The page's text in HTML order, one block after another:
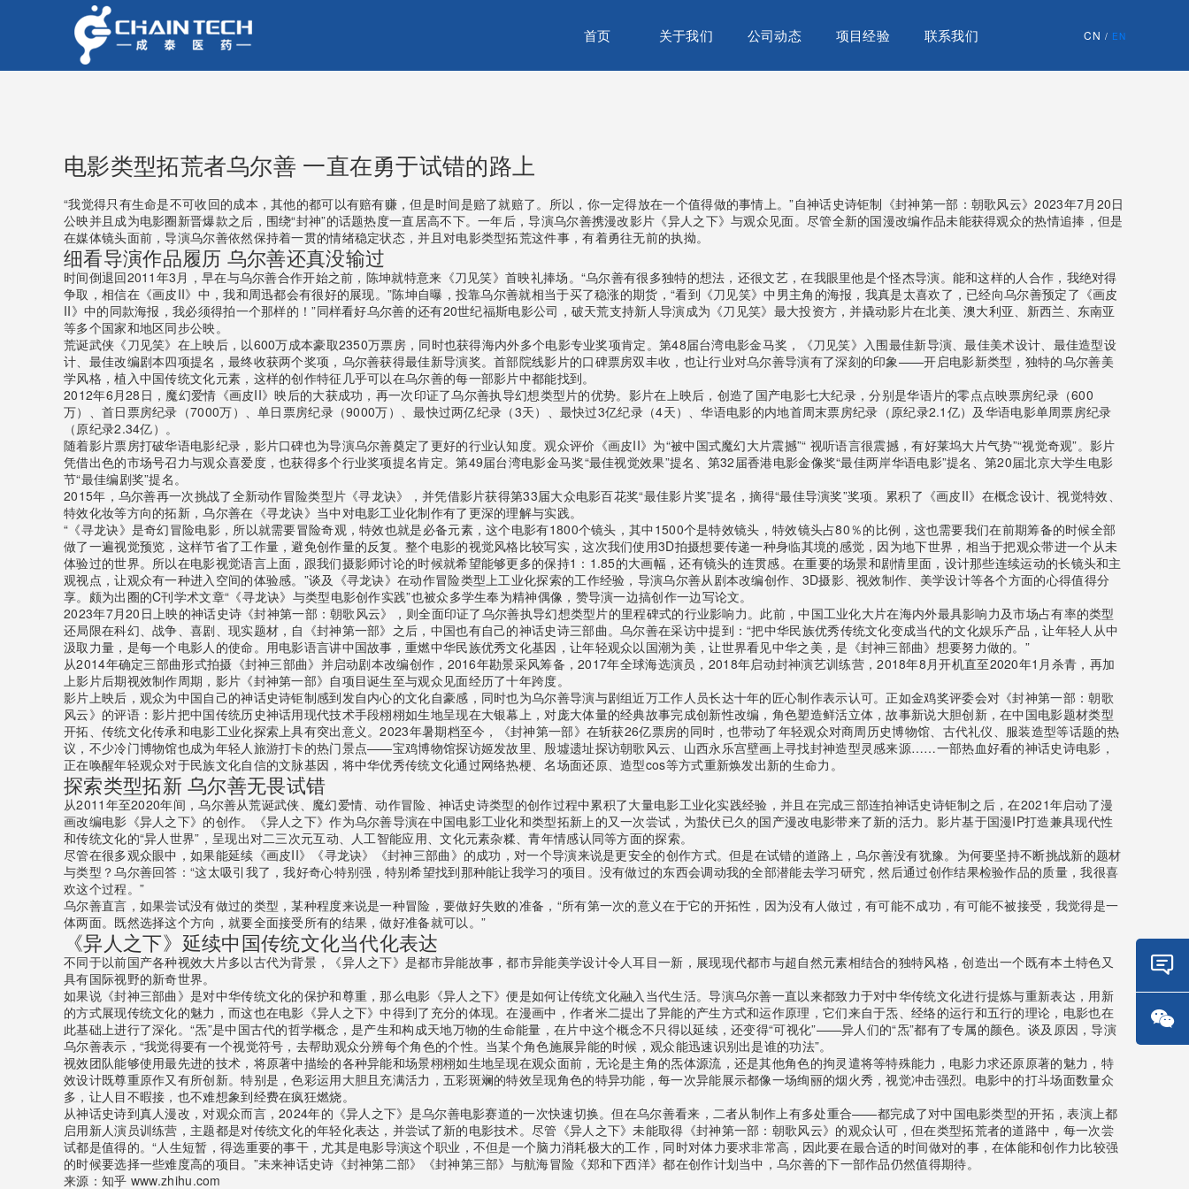
首页 关于我们 公司动态 项目经验 联系我们 CN / EN
电影类型拓荒者乌尔善 一直在勇于试错的路上
“我觉得只有生命是不可收回的成本，其他的都可以有赔有赚，但是时间是赔了就赔了。所以，你一定得放在一个值得做的事情上。”自神话史诗钜制《封神第一部：朝歌风云》2023年7月20日
公映并且成为电影圈新晋爆款之后，围绕“封神”的话题热度一直居高不下。一年后，导演乌尔善携漫改影片《异人之下》与观众见面。尽管全新的国漫改编作品未能获得观众的热情追捧，但是
在媒体镜头面前，导演乌尔善依然保持着一贯的情绪稳定状态，并且对电影类型拓荒这件事，有着勇往无前的执拗。
细看导演作品履历 乌尔善还真没输过
时间倒退回2011年3月，早在与乌尔善合作开始之前，陈坤就特意来《刀见笑》首映礼捧场。“乌尔善有很多独特的想法，还很文艺，在我眼里他是个怪杰导演。能和这样的人合作，我绝对得
争取，相信在《画皮II》中，我和周迅都会有很好的展现。”陈坤自曝，投靠乌尔善就相当于买了稳涨的期货，“看到《刀见笑》中男主角的海报，我真是太喜欢了，已经向乌尔善预定了《画皮
II》中的同款海报，我必须得拍一个那样的！”同样看好乌尔善的还有20世纪福斯电影公司，破天荒支持新人导演成为《刀见笑》最大投资方，并撬动影片在北美、澳大利亚、新西兰、东南亚
等多个国家和地区同步公映。
荒诞武侠《刀见笑》在上映后，以600万成本豪取2350万票房，同时也获得海内外多个电影专业奖项肯定。第48届台湾电影金马奖，《刀见笑》入围最佳新导演、最佳美术设计、最佳造型设
计、最佳改编剧本四项提名，最终收获两个奖项，乌尔善获得最佳新导演奖。首部院线影片的口碑票房双丰收，也让行业对乌尔善导演有了深刻的印象——开启电影新类型，独特的乌尔善美
学风格，植入中国传统文化元素，这样的创作特征几乎可以在乌尔善的每一部影片中都能找到。
2012年6月28日，魔幻爱情《画皮II》映后的大获成功，再一次印证了乌尔善执导幻想类型片的优势。影片在上映后，创造了国产电影七大纪录，分别是华语片的零点点映票房纪录（600
万）、首日票房纪录（7000万）、单日票房纪录（9000万）、最快过两亿纪录（3天）、最快过3亿纪录（4天）、华语电影的内地首周末票房纪录（原纪录2.1亿）及华语电影单周票房纪录
（原纪录2.34亿）。
随着影片票房打破华语电影纪录，影片口碑也为导演乌尔善奠定了更好的行业认知度。观众评价《画皮II》为“被中国式魔幻大片震撼”“ 视听语言很震撼，有好莱坞大片气势”“视觉奇观”。影片
凭借出色的市场号召力与观众喜爱度，也获得多个行业奖项提名肯定。第49届台湾电影金马奖“最佳视觉效果”提名、第32届香港电影金像奖“最佳两岸华语电影”提名、第20届北京大学生电影
节“最佳编剧奖”提名。
2015年，乌尔善再一次挑战了全新动作冒险类型片《寻龙诀》，并凭借影片获得第33届大众电影百花奖“最佳影片奖”提名，摘得“最佳导演奖”奖项。累积了《画皮II》在概念设计、视觉特效、
特效化妆等方向的拓新，乌尔善在《寻龙诀》当中对电影工业化制作有了更深的理解与实践。
“《寻龙诀》是奇幻冒险电影，所以就需要冒险奇观，特效也就是必备元素，这个电影有1800个镜头，其中1500个是特效镜头，特效镜头占80％的比例，这也需要我们在前期筹备的时候全部
做了一遍视觉预览，这样节省了工作量，避免创作量的反复。整个电影的视觉风格比较写实，这次我们使用3D拍摄想要传递一种身临其境的感觉，因为地下世界，相当于把观众带进一个从未
体验过的世界。所以在电影视觉语言上面，跟我们摄影师讨论的时候就希望能够更多的保持1：1.85的大画幅，还有镜头的连贯感。在重要的场景和剧情里面，设计那些连续运动的长镜头和主
观视点，让观众有一种进入空间的体验感。”谈及《寻龙诀》在动作冒险类型上工业化探索的工作经验，导演乌尔善从剧本改编创作、3D摄影、视效制作、美学设计等各个方面的心得值得分
享。颇为出圈的C刊学术文章“《寻龙诀》与类型电影创作实践”也被众多学生奉为精神偶像，赞导演一边搞创作一边写论文。
2023年7月20日上映的神话史诗《封神第一部：朝歌风云》，则全面印证了乌尔善执导幻想类型片的里程碑式的行业影响力。此前，中国工业化大片在海内外最具影响力及市场占有率的类型
还局限在科幻、战争、喜剧、现实题材，自《封神第一部》之后，中国也有自己的神话史诗三部曲。乌尔善在采访中提到：“把中华民族优秀传统文化变成当代的文化娱乐产品，让年轻人从中
汲取力量，是每一个电影人的使命。用电影语言讲中国故事，重燃中华民族优秀文化基因，让年轻观众以国潮为美，让世界看见中华之美，是《封神三部曲》想要努力做的。”
从2014年确定三部曲形式拍摄《封神三部曲》并启动剧本改编创作，2016年勘景采风筹备，2017年全球海选演员，2018年启动封神演艺训练营，2018年8月开机直至2020年1月杀青，再加
上影片后期视效制作周期，影片《封神第一部》自项目诞生至与观众见面经历了十年跨度。
影片上映后，观众为中国自己的神话史诗钜制感到发自内心的文化自豪感，同时也为乌尔善导演与剧组近万工作人员长达十年的匠心制作表示认可。正如金鸡奖评委会对《封神第一部：朝歌
风云》的评语：影片把中国传统历史神话用现代技术手段栩栩如生地呈现在大银幕上，对庞大体量的经典故事完成创新性改编，角色塑造鲜活立体，故事新说大胆创新，在中国电影题材类型
开拓、传统文化传承和电影工业化探索上具有突出意义。2023年暑期档至今，《封神第一部》在斩获26亿票房的同时，也带动了年轻观众对商周历史博物馆、古代礼仪、服装造型等话题的热
议，不少冷门博物馆也成为年轻人旅游打卡的热门景点——宝鸡博物馆探访姬发故里、殷墟遗址探访朝歌风云、山西永乐宫壁画上寻找封神造型灵感来源……一部热血好看的神话史诗电影，
正在唤醒年轻观众对于民族文化自信的文脉基因，将中华优秀传统文化通过网络热梗、名场面还原、造型cos等方式重新焕发出新的生命力。
探索类型拓新 乌尔善无畏试错
从2011年至2020年间，乌尔善从荒诞武侠、魔幻爱情、动作冒险、神话史诗类型的创作过程中累积了大量电影工业化实践经验，并且在完成三部连拍神话史诗钜制之后，在2021年启动了漫
画改编电影《异人之下》的创作。《异人之下》作为乌尔善导演在中国电影工业化和类型拓新上的又一次尝试，为蛰伏已久的国产漫改电影带来了新的活力。影片基于国漫IP打造兼具现代性
和传统文化的“异人世界”，呈现出对二三次元互动、人工智能应用、文化元素杂糅、青年情感认同等方面的探索。
尽管在很多观众眼中，如果能延续《画皮II》《寻龙诀》《封神三部曲》的成功，对一个导演来说是更安全的创作方式。但是在试错的道路上，乌尔善没有犹豫。为何要坚持不断挑战新的题材
与类型？乌尔善回答：“这太吸引我了，我好奇心特别强，特别希望找到那种能让我学习的项目。没有做过的东西会调动我的全部潜能去学习研究，然后通过创作结果检验作品的质量，我很喜
欢这个过程。”
乌尔善直言，如果尝试没有做过的类型，某种程度来说是一种冒险，要做好失败的准备，“所有第一次的意义在于它的开拓性，因为没有人做过，有可能不成功，有可能不被接受，我觉得是一
体两面。既然选择这个方向，就要全面接受所有的结果，做好准备就可以。”
《异人之下》延续中国传统文化当代化表达
不同于以前国产各种视效大片多以古代为背景，《异人之下》是都市异能故事，都市异能美学设计令人耳目一新，展现现代都市与超自然元素相结合的独特风格，创造出一个既有本土特色又
具有国际视野的新奇世界。
如果说《封神三部曲》是对中华传统文化的保护和尊重，那么电影《异人之下》便是如何让传统文化融入当代生活。导演乌尔善一直以来都致力于对中华传统文化进行提炼与重新表达，用新
的方式展现传统文化的魅力，而这也在电影《异人之下》中得到了充分的体现。在漫画中，作者米二提出了异能的产生方式和运作原理，它们来自于炁、经络的运行和五行的理论，电影也在
此基础上进行了深化。“炁”是中国古代的哲学概念，是产生和构成天地万物的生命能量，在片中这个概念不只得以延续，还变得“可视化”——异人们的“炁”都有了专属的颜色。谈及原因，导演
乌尔善表示，“我觉得要有一个视觉符号，去帮助观众分辨每个角色的个性。当某个角色施展异能的时候，观众能迅速识别出是谁的功法”。
视效团队能够使用最先进的技术，将原著中描绘的各种异能和场景栩栩如生地呈现在观众面前，无论是主角的炁体源流，还是其他角色的拘灵遣将等特殊能力，电影力求还原原著的魅力，特
效设计既尊重原作又有所创新。特别是，色彩运用大胆且充满活力，五彩斑斓的特效呈现角色的特异功能，每一次异能展示都像一场绚丽的烟火秀，视觉冲击强烈。电影中的打斗场面数量众
多，让人目不暇接，也不难想象到经费在疯狂燃烧。
从神话史诗到真人漫改，对观众而言，2024年的《异人之下》是乌尔善电影赛道的一次快速切换。但在乌尔善看来，二者从制作上有多处重合——都完成了对中国电影类型的开拓，表演上都
启用新人演员训练营，主题都是对传统文化的年轻化表达，并尝试了新的电影技术。尽管《异人之下》未能取得《封神第一部：朝歌风云》的观众认可，但在类型拓荒者的道路中，每一次尝
试都是值得的。“人生短暂，得选重要的事干，尤其是电影导演这个职业，不但是一个脑力消耗极大的工作，同时对体力要求非常高，因此要在最合适的时间做对的事，在体能和创作力比较强
的时候要选择一些难度高的项目。”未来神话史诗《封神第二部》《封神第三部》与航海冒险《郑和下西洋》都在创作计划当中，乌尔善的下一部作品仍然值得期待。
来源：知乎 www.zhihu.com
在线
咨询